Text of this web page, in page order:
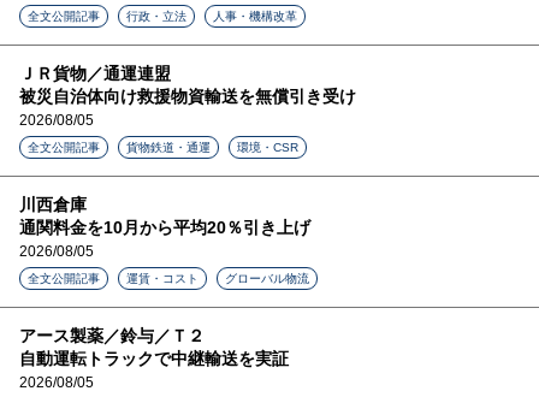
全文公開記事 行政・立法 人事・機構改革
ＪＲ貨物／通運連盟
被災自治体向け救援物資輸送を無償引き受け
2026/08/05
全文公開記事 貨物鉄道・通運 環境・CSR
川西倉庫
通関料金を10月から平均20％引き上げ
2026/08/05
全文公開記事 運賃・コスト グローバル物流
アース製薬／鈴与／Ｔ２
自動運転トラックで中継輸送を実証
2026/08/05